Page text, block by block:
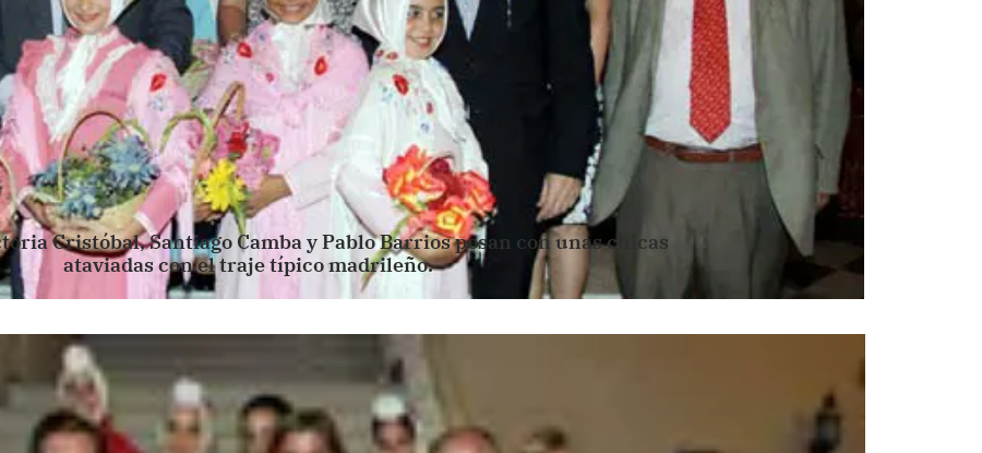
Cristóbal, Santiago Camba y Pablo Barrios posan con unas chicas
ataviadas con el traje típico madrileño.